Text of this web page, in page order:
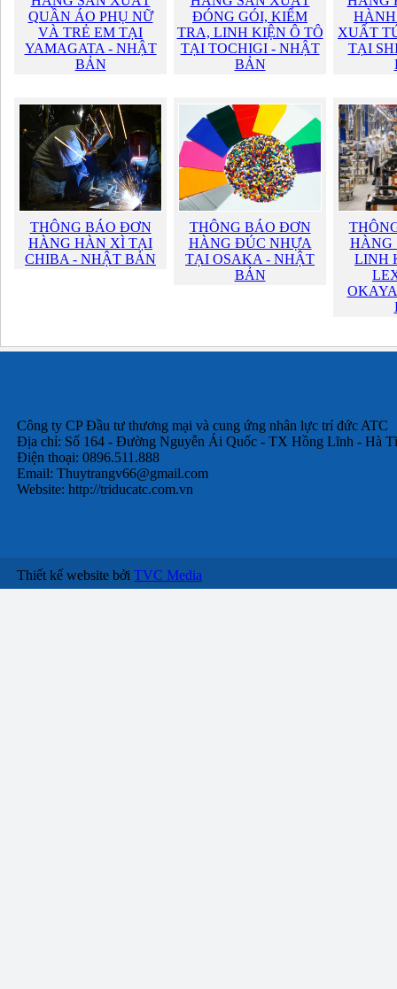
QUẦN ÁO PHỤ NỮ
VÀ TRẺ EM TẠI
YAMAGATA - NHẬT
BẢN
ĐÓNG GÓI, KIỂM
TRA, LINH KIỆN Ô TÔ
TẠI TOCHIGI - NHẬT
BẢN
XUẤT
TẠI
THÔNG BÁO ĐƠN
HÀNG HÀN XÌ TẠI
CHIBA - NHẬT BẢN
THÔNG BÁO ĐƠN
HÀNG ĐÚC NHỰA
TẠI OSAKA - NHẬT
BẢN
HÀNG
LINH
Công ty CP Đầu tư thương mại và cung ứng nhân lực trí đức ATC
Địa chỉ: Số 164 - Đường Nguyễn Ái Quốc - TX Hồng Lĩnh - Hà
Điện thoại: 0896.511.888
Email: Thuytrangv66@gmail.com
Website: http://triducatc.com.vn
Thiết kế website bởi TVC Media